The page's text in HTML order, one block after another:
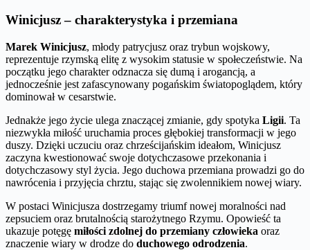
Winicjusz – charakterystyka i przemiana
Marek Winicjusz, młody patrycjusz oraz trybun wojskowy,
reprezentuje rzymską elitę z wysokim statusie w społeczeństwie. Na
początku jego charakter odznacza się dumą i arogancją, a
jednocześnie jest zafascynowany pogańskim światopoglądem, który
dominował w cesarstwie.
Jednakże jego życie ulega znaczącej zmianie, gdy spotyka Ligii. Ta
niezwykła miłość uruchamia proces głębokiej transformacji w jego
duszy. Dzięki uczuciu oraz chrześcijańskim ideałom, Winicjusz
zaczyna kwestionować swoje dotychczasowe przekonania i
dotychczasowy styl życia. Jego duchowa przemiana prowadzi go do
nawrócenia i przyjęcia chrztu, stając się zwolennikiem nowej wiary.
W postaci Winicjusza dostrzegamy triumf nowej moralności nad
zepsuciem oraz brutalnością starożytnego Rzymu. Opowieść ta
ukazuje potęgę miłości zdolnej do przemiany człowieka oraz
znaczenie wiary w drodze do duchowego odrodzenia.